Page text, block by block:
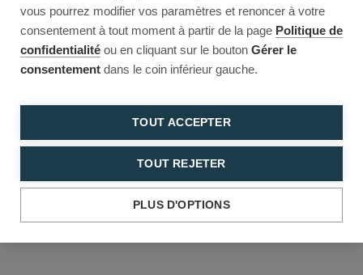
vous pourrez modifier vos paramètres et renoncer à votre
consentement à tout moment à partir de la page Politique de
confidentialité ou en cliquant sur le bouton Gérer le
consentement dans le coin inférieur gauche.
TOUT ACCEPTER
TOUT REJETER
PLUS D'OPTIONS